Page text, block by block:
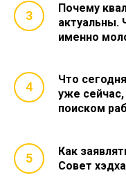
Почему
актуальны.
именно
Что
уже
поиском
Как
Совет